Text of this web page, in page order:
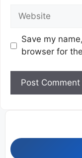
Save my
browser for